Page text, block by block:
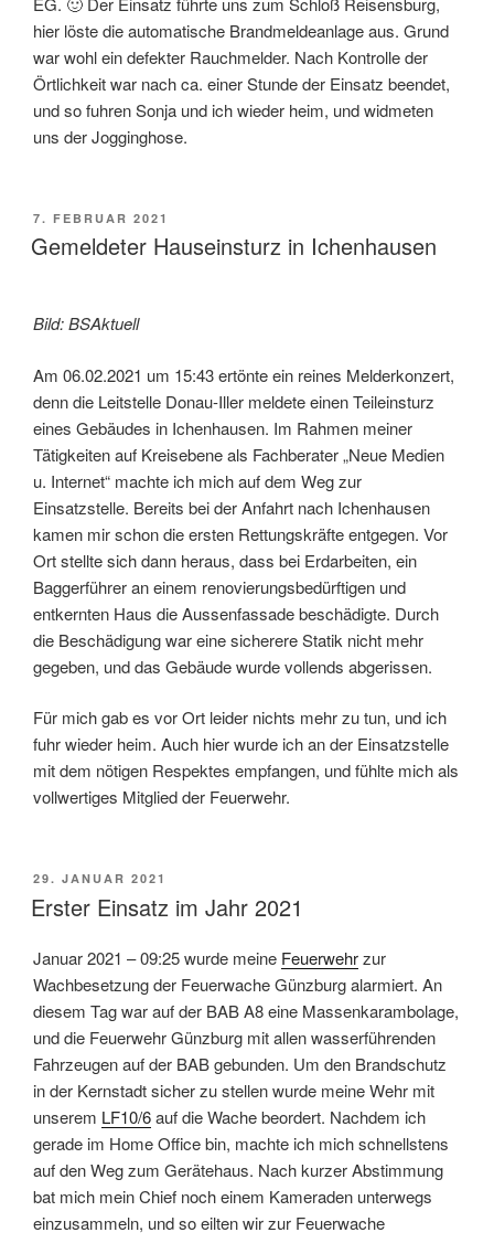
hier löste die automatische Brandmeldeanlage aus. Grund
war wohl ein defekter Rauchmelder. Nach Kontrolle der
Örtlichkeit war nach ca. einer Stunde der Einsatz beendet,
und so fuhren Sonja und ich wieder heim, und widmeten
uns der Jogginghose.
VERÖFFENTLICHT
AM
7. FEBRUAR 2021
Gemeldeter Hauseinsturz in Ichenhausen
Bild: BSAktuell
Am 06.02.2021 um 15:43 ertönte ein reines Melderkonzert,
denn die Leitstelle Donau-Iller meldete einen Teileinsturz
eines Gebäudes in Ichenhausen. Im Rahmen meiner
Tätigkeiten auf Kreisebene als Fachberater „Neue Medien
u. Internet“ machte ich mich auf dem Weg zur
Einsatzstelle. Bereits bei der Anfahrt nach Ichenhausen
kamen mir schon die ersten Rettungskräfte entgegen. Vor
Ort stellte sich dann heraus, dass bei Erdarbeiten, ein
Baggerführer an einem renovierungsbedürftigen und
entkernten Haus die Aussenfassade beschädigte. Durch
die Beschädigung war eine sicherere Statik nicht mehr
gegeben, und das Gebäude wurde vollends abgerissen.
Für mich gab es vor Ort leider nichts mehr zu tun, und ich
fuhr wieder heim. Auch hier wurde ich an der Einsatzstelle
mit dem nötigen Respektes empfangen, und fühlte mich als
vollwertiges Mitglied der Feuerwehr.
VERÖFFENTLICHT
AM
29. JANUAR 2021
Erster Einsatz im Jahr 2021
Januar 2021 – 09:25 wurde meine Feuerwehrzur
Wachbesetzung der Feuerwache Günzburg alarmiert. An
diesem Tag war auf der BAB A8 eine Massenkarambolage,
und die Feuerwehr Günzburg mit allen wasserführenden
Fahrzeugen auf der BAB gebunden. Um den Brandschutz
in der Kernstadt sicher zu stellen wurde meine Wehr mit
unserem LF10/6auf die Wache beordert. Nachdem ich
gerade im Home Office bin, machte ich mich schnellstens
auf den Weg zum Gerätehaus. Nach kurzer Abstimmung
bat mich mein Chief noch einem Kameraden unterwegs
einzusammeln, und so eilten wir zur Feuerwache